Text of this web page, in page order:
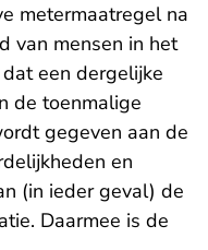
metermaatregel na
van mensen in het
een dergelijke
de toenmalige
gegeven aan de
en
(in ieder geval) de
Daarmee is de